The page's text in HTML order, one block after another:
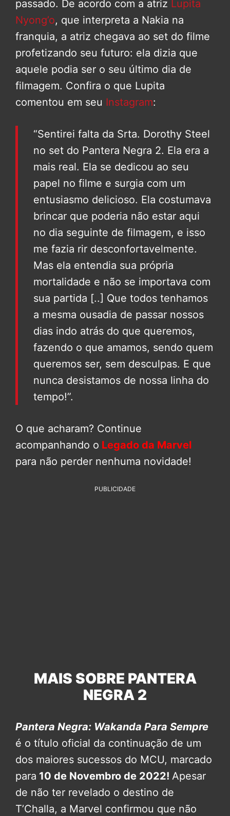
passado. De acordo com a atriz Lupita
Nyong’o, que interpreta a Nakia na
franquia, a atriz chegava ao set do filme
profetizando seu futuro: ela dizia que
aquele podia ser o seu último dia de
filmagem. Confira o que Lupita
comentou em seu Instagram:
“Sentirei falta da Srta. Dorothy Steel
no set do Pantera Negra 2. Ela era a
mais real. Ela se dedicou ao seu
papel no filme e surgia com um
entusiasmo delicioso. Ela costumava
brincar que poderia não estar aqui
no dia seguinte de filmagem, e isso
me fazia rir desconfortavelmente.
Mas ela entendia sua própria
mortalidade e não se importava com
sua partida [..] Que todos tenhamos
a mesma ousadia de passar nossos
dias indo atrás do que queremos,
fazendo o que amamos, sendo quem
queremos ser, sem desculpas. E que
nunca desistamos de nossa linha do
tempo!”.
O que acharam? Continue
acompanhando o Legado da Marvel
para não perder nenhuma novidade!
PUBLICIDADE
MAIS SOBRE PANTERA
NEGRA 2
Pantera Negra: Wakanda Para Sempre
é o título oficial da continuação de um
dos maiores sucessos do MCU, marcado
para 10 de Novembro de 2022! Apesar
de não ter revelado o destino de
T’Challa, a Marvel confirmou que não